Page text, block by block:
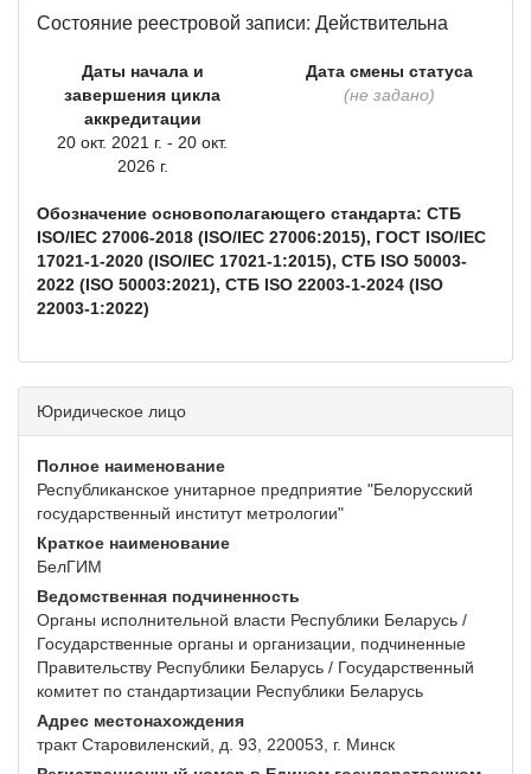
Состояние реестровой записи: Действительна
Даты начала и
завершения цикла
аккредитации
20 окт. 2021 г. - 20 окт.
2026 г.
Дата смены статуса
(не задано)
Обозначение основополагающего стандарта: СТБ
ISO/IEC 27006-2018 (ISO/IEC 27006:2015), ГОСТ ISO/IEC
17021-1-2020 (ISO/IEC 17021-1:2015), СТБ ISO 50003-
2022 (ISO 50003:2021), СТБ ISO 22003-1-2024 (ISO
22003-1:2022)
Юридическое лицо
Полное наименование
Республиканское унитарное предприятие "Белорусский
государственный институт метрологии"
Краткое наименование
БелГИМ
Ведомственная подчиненность
Органы исполнительной власти Республики Беларусь /
Государственные органы и организации, подчиненные
Правительству Республики Беларусь / Государственный
комитет по стандартизации Республики Беларусь
Адрес местонахождения
тракт Старовиленский, д. 93, 220053, г. Минск